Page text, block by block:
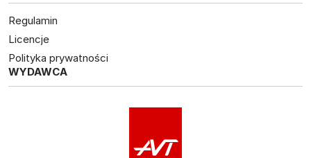
Regulamin
Licencje
Polityka prywatności
WYDAWCA